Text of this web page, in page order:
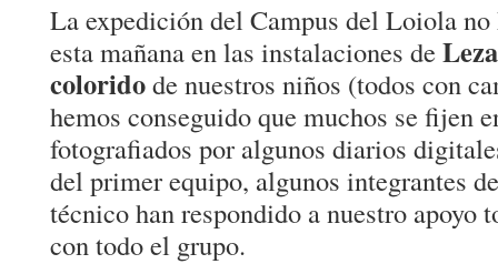
La expedición del Campus del Loiola no
esta mañana en las instalaciones de
coloridode nuestros niños (todos con
hemos conseguido que muchos se fijen
fotografiados por algunos diarios
del primer equipo, algunos integrantes
técnico han respondido a nuestro apoyo
con todo el grupo.